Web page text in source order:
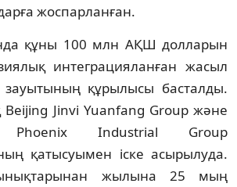
жоспарланған.
құны 100 млн АҚШ долларын
интеграцияланған жасыл
зауытының құрылысы басталды.
Jinvi Yuanfang Group және
Phoenix Industrial Group
қатысуымен іске асырылуда.
жылына 25 мың